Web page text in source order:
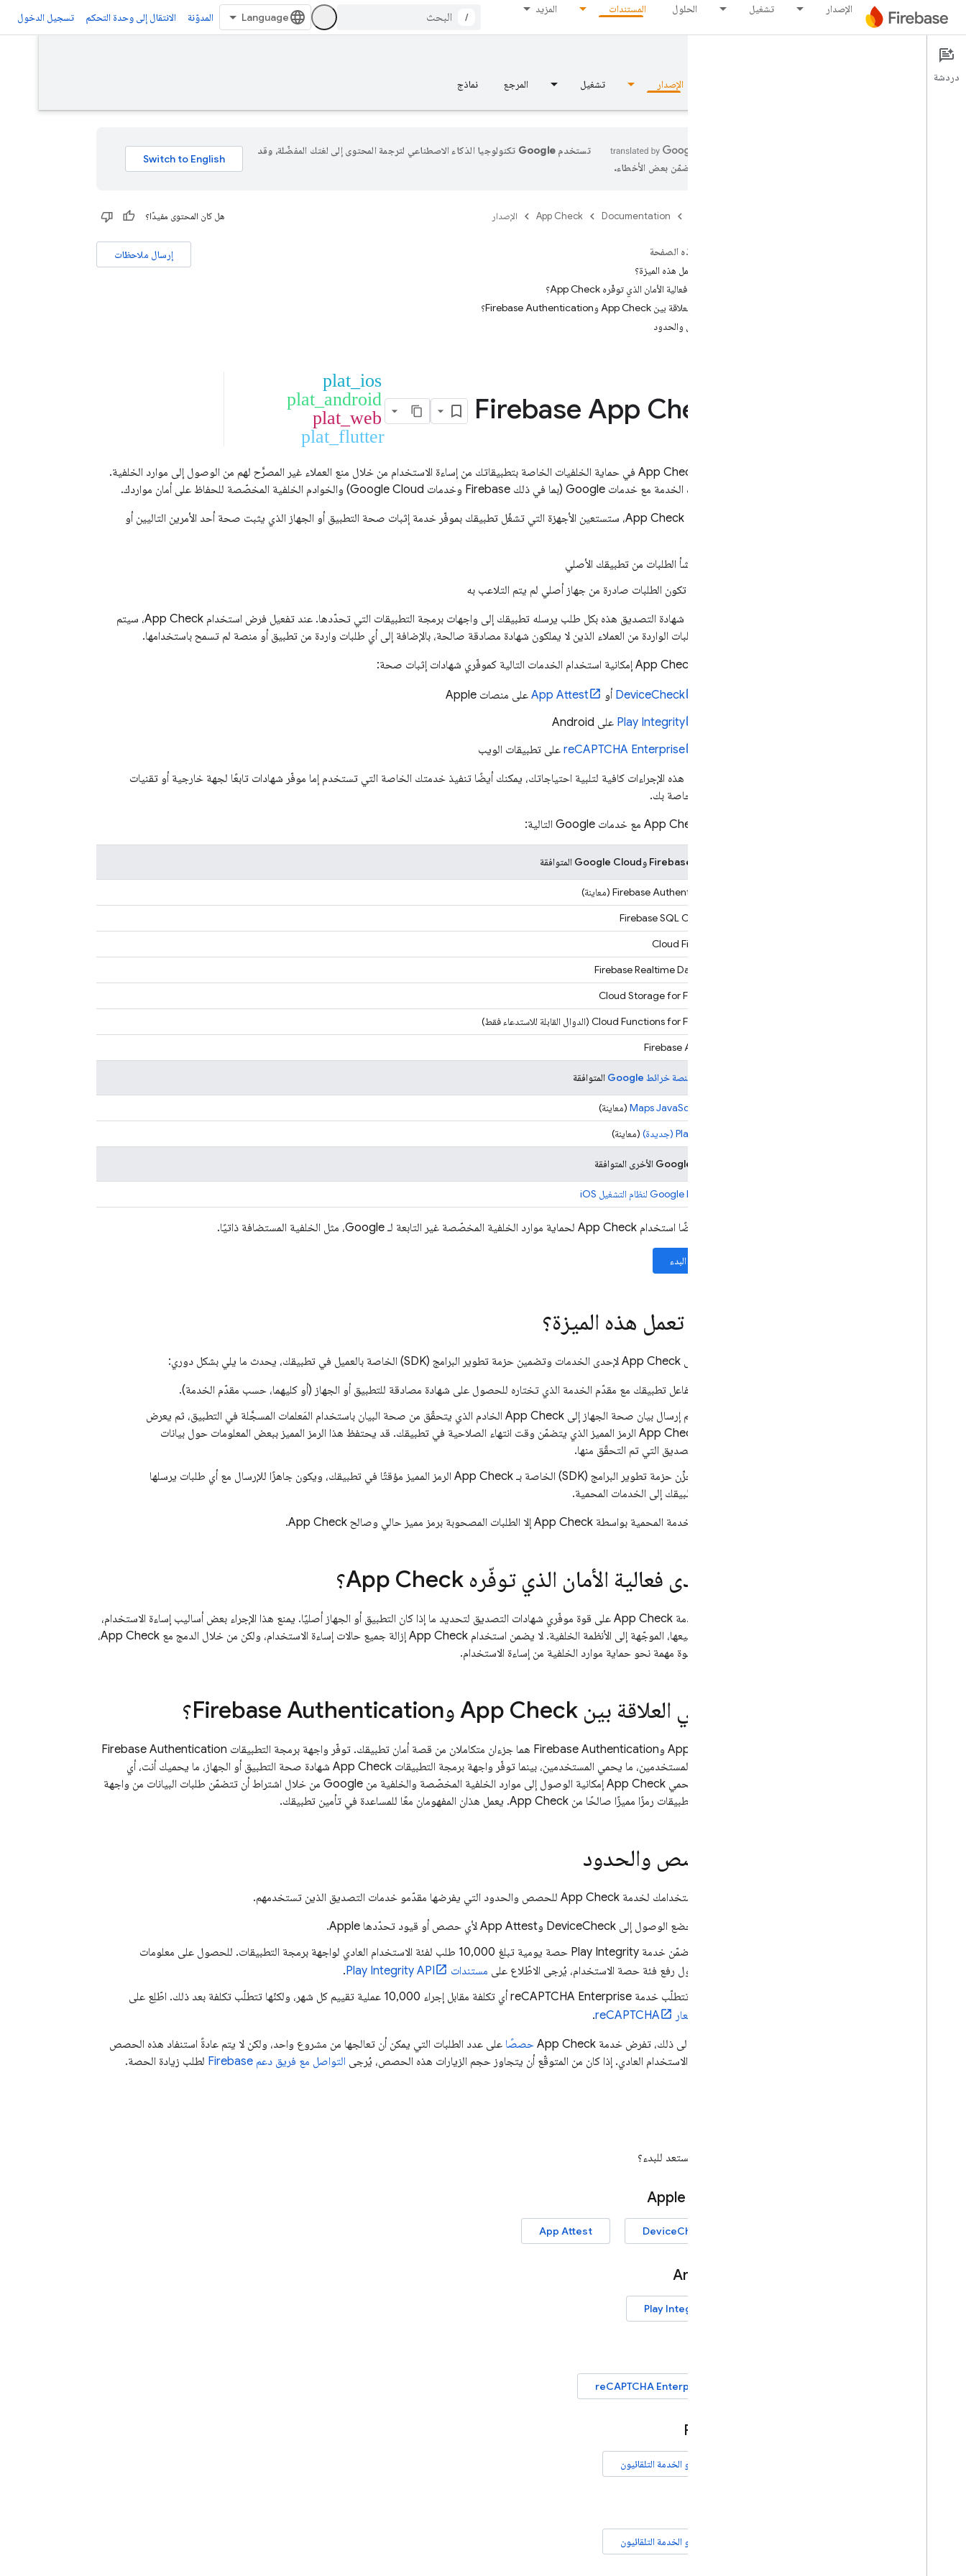
الإصدار تشغيل الحلول المستندات المزيد
/ المدوّنة الانتقال إلى وحدة التحكم تسجيل الدخول
Documentation
نظرة عامة الإصدار تشغيل المرجع نماذج
تستخدم Google تكنولوجيا الذكاء الاصطناعي لترجمة المحتوى إلى لغتك المفضّلة، وقد
تتضمّن بعض الأخطاء.
Documentation
App Check الإصدار هل كان المحتوى مفيدًا؟
إرسال ملاحظات
على هذه الصفحة
كيف تعمل هذه الميزة؟
ما مدى فعالية الأمان الذي توفّره App Check؟
ما هي العلاقة بين App Check وFirebase Authentication؟
الحصص والحدود
Firebase App Check
plat_ios
plat_android
plat_web
plat_flutter
App Check في حماية الخلفيات الخاصة بتطبيقاتك من إساءة الاستخدام من خلال منع العملاء غير المصرَّح لهم من الوصول إلى موارد الخلفية.
تعمل هذه الخدمة مع خدمات Google (بما في ذلك Firebase وخدمات
Google Cloud) والخوادم الخلفية المخصّصة للحفاظ على أمان مواردك.
App Check، ستستعين الأجهزة التي تشغّل تطبيقك بموفّر خدمة إثبات صحة التطبيق أو الجهاز الذي يثبت صحة أحد الأمرين التاليين أو
تنشأ الطلبات من تطبيقك الأصلي
أن تكون الطلبات صادرة من جهاز أصلي لم يتم التلاعب به
يتم إرفاق شهادة التصديق هذه بكل طلب يرسله تطبيقك إلى واجهات برمجة التطبيقات التي تحدّدها. عند تفعيل فرض استخدام App Check، سيتم
رفض الطلبات الواردة من العملاء الذين لا يملكون شهادة مصادقة صالحة، بالإضافة إلى أي طلبات واردة من تطبيق أو منصة لم تسمح باستخدامها.
App Check إمكانية استخدام الخدمات التالية كموفّري شهادات إثبات صحة:
DeviceCheck أو App Attest على منصات Apple
‫Play Integrity على Android
reCAPTCHA Enterprise على تطبيقات الويب
إذا لم تكن هذه الإجراءات كافية لتلبية احتياجاتك، يمكنك أيضًا تنفيذ خدمتك الخاصة التي تستخدم إما موفّر شهادات تابعًا لجهة خارجية أو تقنيات
شهادات خاصة بك.
App Check مع خدمات Google التالية:
Firebase Authentication (معاينة)
Firebase SQL Connect
Cloud Firestore
Firebase Realtime Database
Cloud Storage for Firebase
Cloud Functions for Firebase (الدوال القابلة للاستدعاء فقط)
Firebase AI Logic
منصة خرائط Google المتوافقة
‫Maps JavaScript API (معاينة)
Places API (جديدة)
(معاينة)
Google Identity لنظام التشغيل iOS
يمكنك أيضًا استخدام App Check لحماية موارد الخلفية المخصّصة غير التابعة لـ Google، مثل الخلفية المستضافة ذاتيًا.
كيفية البدء
كيف تعمل هذه الميزة؟
عند تفعيل App Check لإحدى الخدمات وتضمين حزمة تطوير البرامج (SDK) الخاصة بالعميل في تطبيقك، يحدث ما يلي بشكل دوري:
يتفاعل تطبيقك مع مقدّم الخدمة الذي تختاره للحصول على شهادة مصادقة للتطبيق أو الجهاز (أو كليهما، حسب مقدّم الخدمة).
يتم إرسال بيان صحة الجهاز إلى App Check الخادم الذي يتحقّق من صحة البيان باستخدام المَعلمات المسجَّلة في التطبيق، ثم يعرض
App Check الرمز المميز الذي يتضمّن وقت انتهاء الصلاحية في تطبيقك. قد يحتفظ هذا الرمز المميز ببعض المعلومات حول بيانات
التصديق التي تم التحقّق منها.
تخزِّن حزمة تطوير البرامج (SDK) الخاصة بـ
App Check الرمز المميز مؤقتًا في تطبيقك، ويكون جاهزًا للإرسال مع أي طلبات يرسلها
تطبيقك إلى الخدمات المحمية.
لا تقبل الخدمة المحمية بواسطة App Check إلا الطلبات المصحوبة برمز مميز حالي وصالح App Check
.
ما مدى فعالية الأمان الذي توفّره App Check؟
تعتمد خدمة App Check على قوة موفّري شهادات التصديق لتحديد ما إذا كان التطبيق أو الجهاز أصليًا. يمنع هذا الإجراء بعض أساليب إساءة الاستخدام،
وليس جميعها، الموجّهة إلى الأنظمة الخلفية. لا يضمن استخدام App Check إزالة جميع حالات إساءة الاستخدام، ولكن من خلال الدمج مع App Check،
تتّخذ خطوة مهمة نحو حماية موارد الخلفية من إساءة الاستخدام.
ما هي العلاقة بين App Check وFirebase Authentication؟
App Check وFirebase Authentication هما جزءان متكاملان من قصة أمان تطبيقك. توفّر واجهة برمجة التطبيقات Firebase Authentication
مصادقة المستخدمين، ما يحمي المستخدمين، بينما توفّر واجهة برمجة التطبيقات App Check شهادة صحة التطبيق أو الجهاز، ما يحميك أنت، أي
المطوّر. تحمي App Check
إمكانية الوصول إلى موارد الخلفية المخصّصة والخلفية من Google من خلال اشتراط أن تتضمّن طلبات البيانات من واجهة
برمجة التطبيقات رمزًا مميزًا صالحًا من App Check. يعمل هذان المفهومان معًا للمساعدة في تأمين تطبيقك.
الحصص والحدود
يخضع استخدامك لخدمة App Check للحصص والحدود التي يفرضها مقدّمو خدمات التصديق الذين تستخدمهم.
يخضع الوصول إلى DeviceCheck وApp Attest لأي حصص أو قيود تحدّدها Apple.
تتضمّن خدمة Play Integrity حصة يومية تبلغ 10,000 طلب لفئة الاستخدام العادي لواجهة برمجة التطبيقات. للحصول على معلومات
حول رفع فئة حصة الاستخدام، يُرجى الاطّلاع على مستندات Play Integrity API
.
لا تتطلّب خدمة reCAPTCHA Enterprise أي تكلفة مقابل إجراء 10,000 عملية تقييم كل شهر، ولكنّها تتطلّب تكلفة بعد ذلك. اطّلِع على
أسعار reCAPTCHA
.
بالإضافة إلى ذلك، تفرض خدمة App Check حصصًا على عدد الطلبات التي يمكن أن تعالجها من مشروع واحد، ولكن لا يتم عادةً استنفاد هذه الحصص
من خلال الاستخدام العادي. إذا كان من المتوقّع أن يتجاوز حجم الزيارات هذه الحصص، يُرجى التواصل مع فريق دعم Firebase لطلب زيادة الحصة.
هل أنت مستعد للبدء؟
DeviceCheck
App Attest
Android
Play Integrity
reCAPTCHA Enterprise
Flutter
مقدّمو الخدمة التلقائيون
مقدّمو الخدمة التلقائيون
دردشة